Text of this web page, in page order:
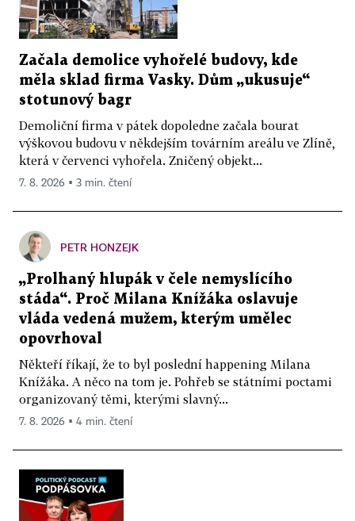
Začala demolice vyhořelé budovy, kde
měla sklad firma Vasky. Dům „ukusuje“
stotunový bagr
Demoliční firma v pátek dopoledne začala bourat
výškovou budovu v někdejším továrním areálu ve Zlíně,
která v červenci vyhořela. Zničený objekt...
7. 8. 2026 ▪ 3 min. čtení
PETR HONZEJK
„Prolhaný hlupák v čele nemyslícího
stáda“. Proč Milana Knížáka oslavuje
vláda vedená mužem, kterým umělec
opovrhoval
Někteří říkají, že to byl poslední happening Milana
Knížáka. A něco na tom je. Pohřeb se státními poctami
organizovaný těmi, kterými slavný...
7. 8. 2026 ▪ 4 min. čtení